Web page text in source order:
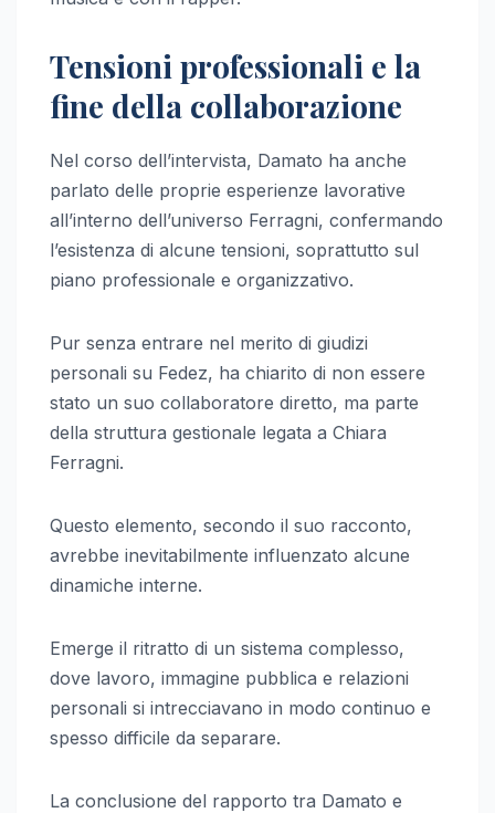
Tensioni professionali e la
fine della collaborazione
Nel corso dell’intervista, Damato ha anche
parlato delle proprie esperienze lavorative
all’interno dell’universo Ferragni, confermando
l’esistenza di alcune tensioni, soprattutto sul
piano professionale e organizzativo.
Pur senza entrare nel merito di giudizi
personali su Fedez, ha chiarito di non essere
stato un suo collaboratore diretto, ma parte
della struttura gestionale legata a Chiara
Ferragni.
Questo elemento, secondo il suo racconto,
avrebbe inevitabilmente influenzato alcune
dinamiche interne.
Emerge il ritratto di un sistema complesso,
dove lavoro, immagine pubblica e relazioni
personali si intrecciavano in modo continuo e
spesso difficile da separare.
La conclusione del rapporto tra Damato e